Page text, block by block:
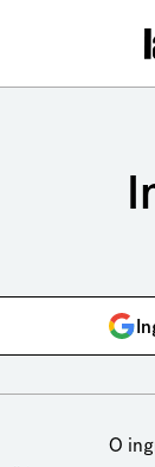
O